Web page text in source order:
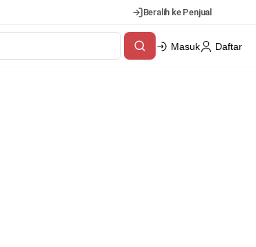
Beralih ke Penjual
Masuk Daftar